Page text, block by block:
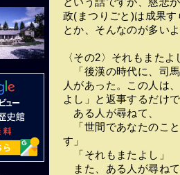
政(まつりごと)は成果
とか、そんなのが多い
〈その2〉それもまたよ
「後漢の時代に、司
人があった。この人は
よし」と返事するだけ
ある人が尋ねて、
「世間であなたのこ
す」
「それもまたよし」
また、ある人が尋ね